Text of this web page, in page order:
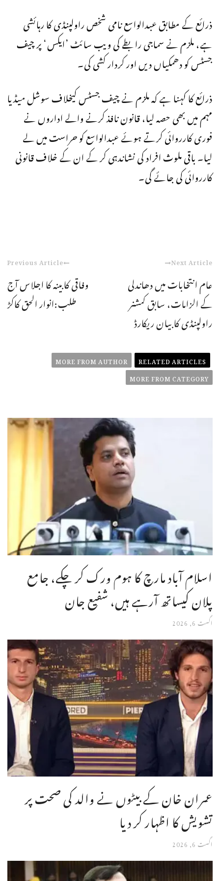
ذرائع کے مطابق عبدالواسع نامی شخص راولپنڈی کا رہائشی
ہے، ملزم نے سماجی رابطے کی ویب سائٹ ’ایکس‘ پر چیف
جسٹس کو دھمکیاں دیں اور کردار کشی کی۔
ذرائع کا کہنا ہے کہ ملزم نے چیف جسٹس کیخلاف سوشل میڈیا
مہم میں بھی حصہ لیا، قانون نافذ کرنے والے اداروں نے
فوری کارروائی کرتے ہوئے عبدالواسع کو حراست میں لے
لیا۔ باقی ملوث افراد کی نشاندہی کر کے ان کے خلاف قانونی
کارروائی کی جائے گی۔
Previous Article
وفاقی کابینہ کا اجلاس آج
طلب:انوار الحق کاکڑ
Next Article
عام انتخابات میں دھاندلی
کے الزامات، سابق کمشنر
راولپنڈی کا بیان ریکارڈ
RELATED ARTICLES
MORE FROM AUTHOR
MORE FROM CATEGORY
اسلام آباد مارچ کا ہوم ورک کر چکے، جامع
پلان کیساتھ آرہے ہیں، شفیع جان
اگست 6, 2026
عمران خان کے بیٹوں نے والد کی صحت پر
تشویش کا اظہار کر دیا
اگست 6, 2026